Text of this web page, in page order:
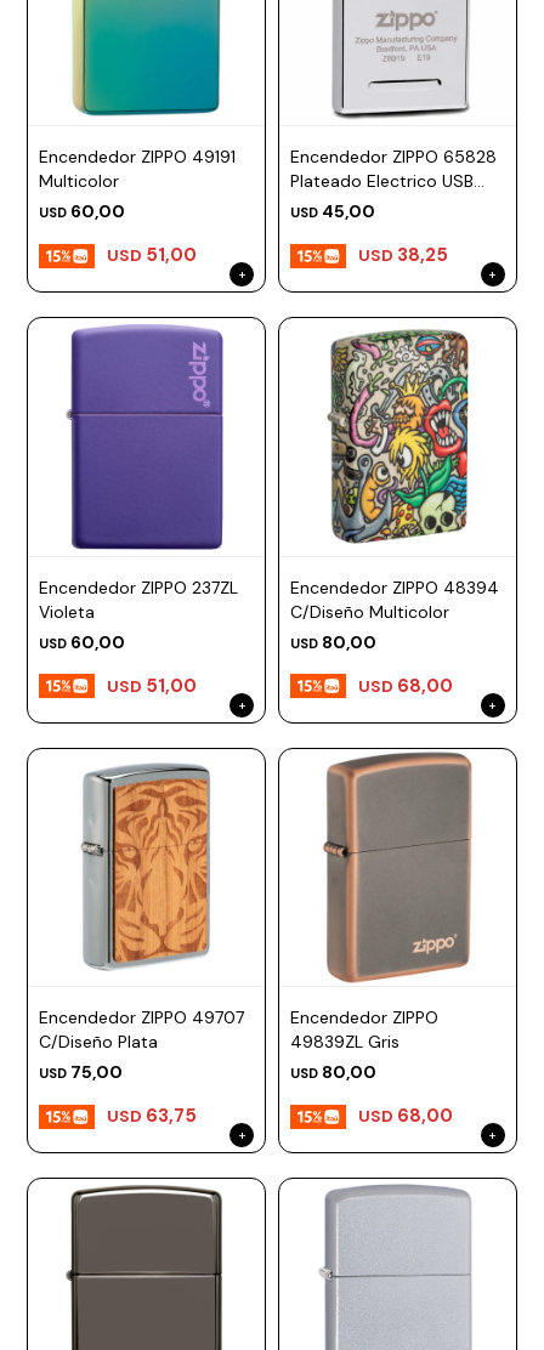
Encendedor ZIPPO 49191
Multicolor
USD 60,00
USD 51,00
Encendedor ZIPPO 65828
Plateado Electrico USB
Recargable
USD 45,00
USD 38,25
Encendedor ZIPPO 237ZL
Violeta
USD 60,00
USD 51,00
Encendedor ZIPPO 48394
C/Diseño Multicolor
USD 80,00
USD 68,00
Encendedor ZIPPO 49707
C/Diseño Plata
USD 75,00
USD 63,75
Encendedor ZIPPO
49839ZL Gris
USD 80,00
USD 68,00